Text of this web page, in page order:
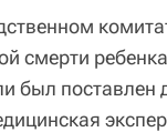
смерти
был поставлен